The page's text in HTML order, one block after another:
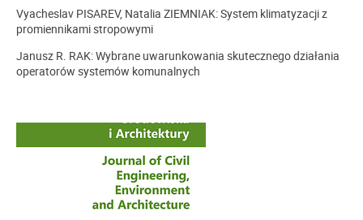
Vyacheslav PISAREV, Natalia ZIEMNIAK: System klimatyzacji z
promiennikami stropowymi
Janusz R. RAK: Wybrane uwarunkowania skutecznego działania
operatorów systemów komunalnych